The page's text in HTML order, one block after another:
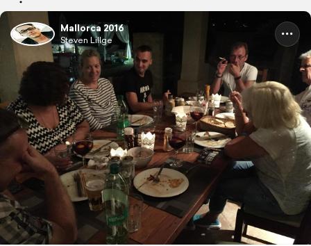
Mallorca 2016
Steven Lillge